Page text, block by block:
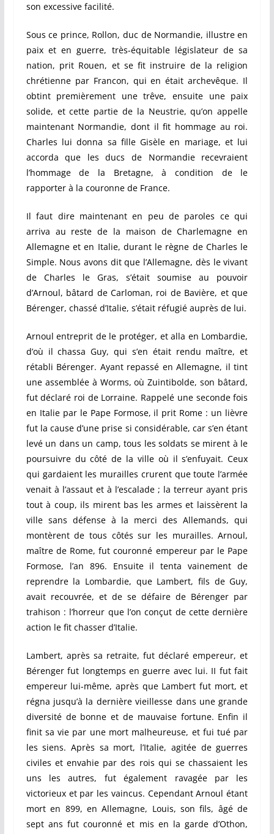
son excessive facilité.
Sous ce prince, Rollon, duc de Normandie, illustre en
paix et en guerre, très-équitable législateur de sa
nation, prit Rouen, et se fit instruire de la religion
chrétienne par Francon, qui en était archevêque. Il
obtint premièrement une trêve, ensuite une paix
solide, et cette partie de la Neustrie, qu’on appelle
maintenant Normandie, dont il fit hommage au roi.
Charles lui donna sa fille Gisèle en mariage, et lui
accorda que les ducs de Normandie recevraient
l’hommage de la Bretagne, à condition de le
rapporter à la couronne de France.
Il faut dire maintenant en peu de paroles ce qui
arriva au reste de la maison de Charlemagne en
Allemagne et en Italie, durant le règne de Charles le
Simple. Nous avons dit que l’Allemagne, dès le vivant
de Charles le Gras, s’était soumise au pouvoir
d’Arnoul, bâtard de Carloman, roi de Bavière, et que
Bérenger, chassé d’Italie, s’était réfugié auprès de lui.
Arnoul entreprit de le protéger, et alla en Lombardie,
d’où il chassa Guy, qui s’en était rendu maître, et
rétabli Bérenger. Ayant repassé en Allemagne, il tint
une assemblée à Worms, où Zuintibolde, son bâtard,
fut déclaré roi de Lorraine. Rappelé une seconde fois
en Italie par le Pape Formose, il prit Rome : un lièvre
fut la cause d’une prise si considérable, car s’en étant
levé un dans un camp, tous les soldats se mirent à le
poursuivre du côté de la ville où il s’enfuyait. Ceux
qui gardaient les murailles crurent que toute l’armée
venait à l’assaut et à l’escalade ; la terreur ayant pris
tout à coup, ils mirent bas les armes et laissèrent la
ville sans défense à la merci des Allemands, qui
montèrent de tous côtés sur les murailles. Arnoul,
maître de Rome, fut couronné empereur par le Pape
Formose, l’an 896. Ensuite il tenta vainement de
reprendre la Lombardie, que Lambert, fils de Guy,
avait recouvrée, et de se défaire de Bérenger par
trahison : l’horreur que l’on conçut de cette dernière
action le fit chasser d’Italie.
Lambert, après sa retraite, fut déclaré empereur, et
Bérenger fut longtemps en guerre avec lui. II fut fait
empereur lui-même, après que Lambert fut mort, et
régna jusqu’à la dernière vieillesse dans une grande
diversité de bonne et de mauvaise fortune. Enfin il
finit sa vie par une mort malheureuse, et fui tué par
les siens. Après sa mort, l’Italie, agitée de guerres
civiles et envahie par des rois qui se chassaient les
uns les autres, fut également ravagée par les
victorieux et par les vaincus. Cependant Arnoul étant
mort en 899, en Allemagne, Louis, son fils, âgé de
sept ans fut couronné et mis en la garde d’Othon,